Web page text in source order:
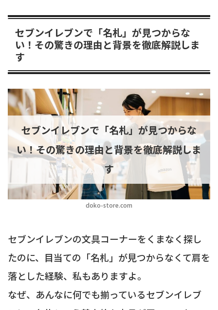
セブンイレブンで「名札」が見つからな
い！その驚きの理由と背景を徹底解説しま
す
doko-store.com
セブンイレブンで「名札」が見つからな
い！その驚きの理由と背景を徹底解説しま
す
セブンイレブンの文具コーナーをくまなく探し
たのに、目当ての「名札」が見つからなくて肩を
落とした経験、私もありますよ。
なぜ、あんなに何でも揃っているセブンイレブ